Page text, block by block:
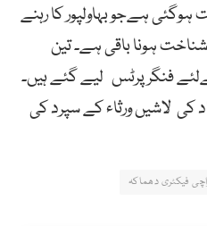
ہےجو بہاولپور کا رہنے
ہونا باقی ہے۔ تین
فنگر پرٹس لیے گئے ہیں۔
کی لاشیں ورثاء کے سپرد کی
فیکٹری دھماکہ